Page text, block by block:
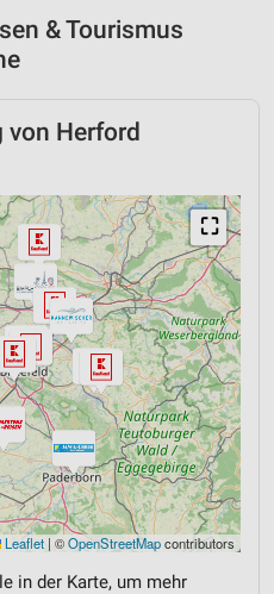
& Tourismus
von Herford
⛶
Leaflet | ©OpenStreetMapcontributors
in der Karte, um mehr